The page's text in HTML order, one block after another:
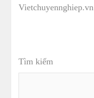
Vietchuyennghiep.vn
Tìm kiếm